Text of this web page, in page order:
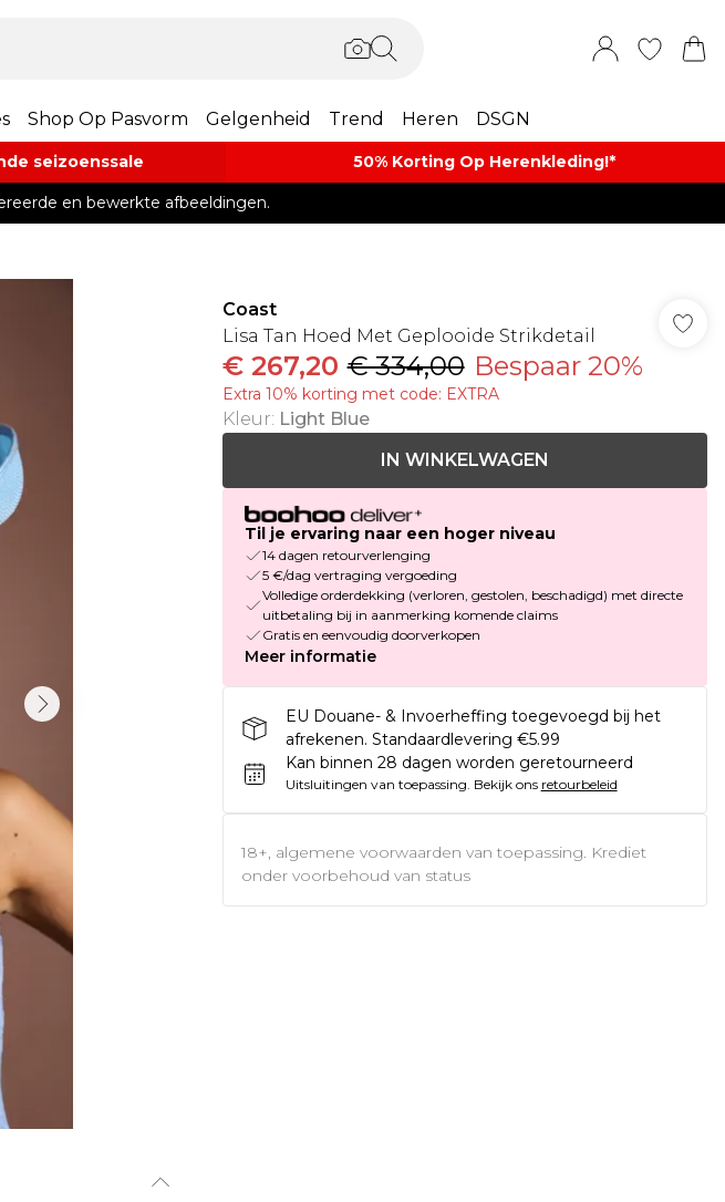
Shop Op Pasvorm Gelgenheid Trend Heren DSGN
seizoenssale 50% Korting Op Herenkleding​!*​
en bewerkte afbeeldingen.
Coast
Lisa Tan Hoed Met Geplooide Strikdetail
€ 267,20 € 334,00 Bespaar 20%
Extra 10% korting met code: EXTRA
Kleur: Light Blue
IN WINKELWAGEN
Til je ervaring naar een hoger niveau
14 dagen retourverlenging
5 €/dag vertraging vergoeding
Volledige orderdekking (verloren, gestolen, beschadigd) met directe
uitbetaling bij in aanmerking komende claims
Gratis en eenvoudig doorverkopen
Meer informatie
EU Douane- & Invoerheffing toegevoegd bij het
afrekenen. Standaardlevering €5.99
Kan binnen 28 dagen worden geretourneerd
Uitsluitingen van toepassing. Bekijk ons retourbeleid
18+, algemene voorwaarden van toepassing. Krediet
onder voorbehoud van status